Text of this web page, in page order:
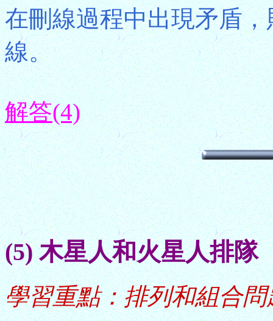
在刪線過程中出現矛盾
線。
解答(4)
(5) 木星人和火星人排隊
學習重點：排列和組合